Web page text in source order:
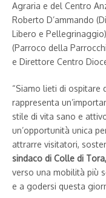
Agraria e del Centro
Roberto D’ammando
Libero e
(Parroco della
e Direttore Centro
“Siamo lieti di ospitare
rappresenta
stile di vita sano e
un’opportunità unica
attrarre visitatori,
sindaco di Colle di
verso una mobilità più
e a godersi questa